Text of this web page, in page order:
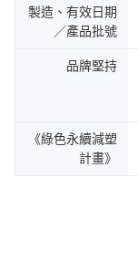
製造、有效日期
／產品批號
品牌堅持
《綠色永續減塑
計畫》